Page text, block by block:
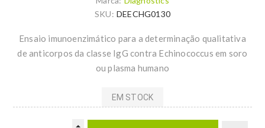
SKU: DEECHG0130
Ensaio imunoenzimático para a determinação qualitativa
de anticorpos da classe IgG contra Echinococcus em soro
ou plasma humano
EM STOCK